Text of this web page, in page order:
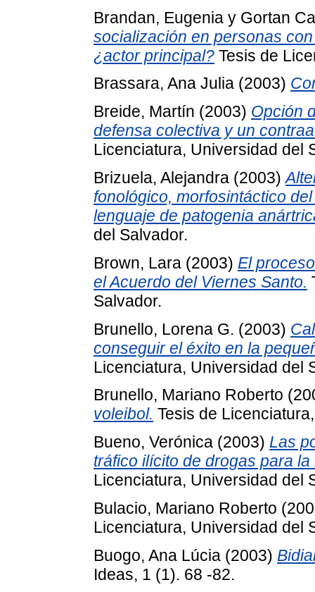
Brandan, Eugenia y Gortan
socialización en personas
¿actor principal? Tesis de
Brassara, Ana Julia (2003)
Breide, Martín (2003) Opción
defensa colectiva y un
Licenciatura, Universidad del
Brizuela, Alejandra (2003)
fonológico, morfosintáctico
lenguaje de patogenia
del Salvador.
Brown, Lara (2003) El
el Acuerdo del Viernes Santo.
Salvador.
Brunello, Lorena G. (2003)
conseguir el éxito en la
Licenciatura, Universidad del
Brunello, Mariano Roberto
voleibol. Tesis de
Bueno, Verónica (2003) Las
tráfico ilícito de drogas para
Licenciatura, Universidad del
Bulacio, Mariano Roberto
Licenciatura, Universidad del
Buogo, Ana Lúcia (2003)
Ideas, 1 (1). 68 -82.